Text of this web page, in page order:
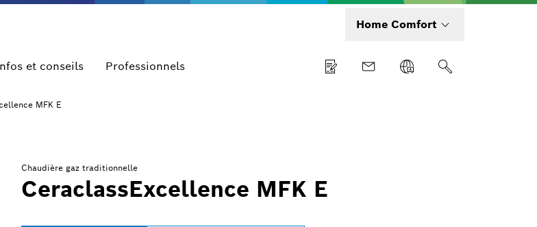
Home Comfort
et conseils Professionnels
MFK E
Chaudière gaz traditionnelle
CeraclassExcellence MFK E